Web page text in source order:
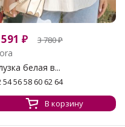
₽ 3 780₽
белая в...
54 56 58 60 62 64
В корзину